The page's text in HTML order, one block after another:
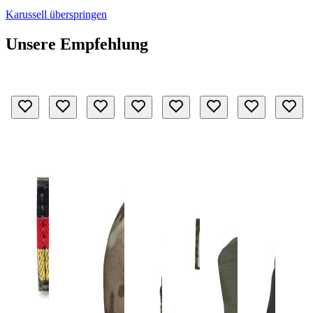
Karussell überspringen
Unsere Empfehlung